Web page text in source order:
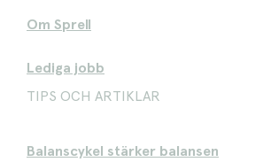
Om Sprell
Lediga jobb
TIPS OCH ARTIKLAR
Balanscykel stärker balansen